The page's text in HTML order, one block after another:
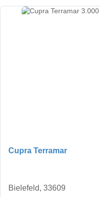
Cupra Terramar
Bielefeld, 33609